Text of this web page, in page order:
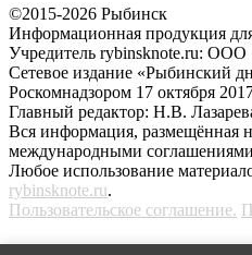
©2015-2026 Рыбинск
Информационная продукция
Учредитель rybinsknote.ru:
Сетевое издание «Рыбинский
Роскомнадзором 17 октября
Главный редактор: Н.В.
Вся информация, размещённая
международными
Любое использование
rybinsknote.ru.
Пользовательское соглашение.